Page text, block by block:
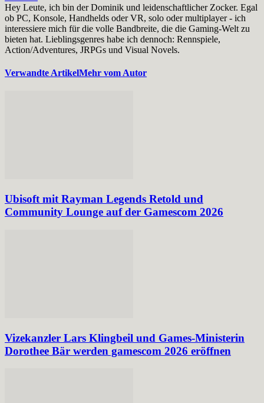
Hey Leute, ich bin der Dominik und leidenschaftlicher Zocker. Egal
ob PC, Konsole, Handhelds oder VR, solo oder multiplayer - ich
interessiere mich für die volle Bandbreite, die die Gaming-Welt zu
bieten hat. Lieblingsgenres habe ich dennoch: Rennspiele,
Action/Adventures, JRPGs und Visual Novels.
Verwandte ArtikelMehr vom Autor
Ubisoft mit Rayman Legends Retold und
Community Lounge auf der Gamescom 2026
Vizekanzler Lars Klingbeil und Games-Ministerin
Dorothee Bär werden gamescom 2026 eröffnen